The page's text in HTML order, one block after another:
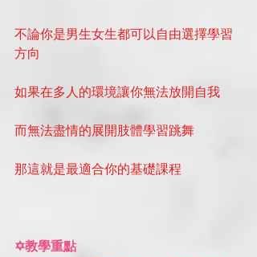
不論你是男生女生都可以自由選擇學習
方向
如果在多人的環境讓你無法放開自我
而無法盡情的展開肢體學習跳舞
那這就是最適合你的基礎課程
✡教學重點